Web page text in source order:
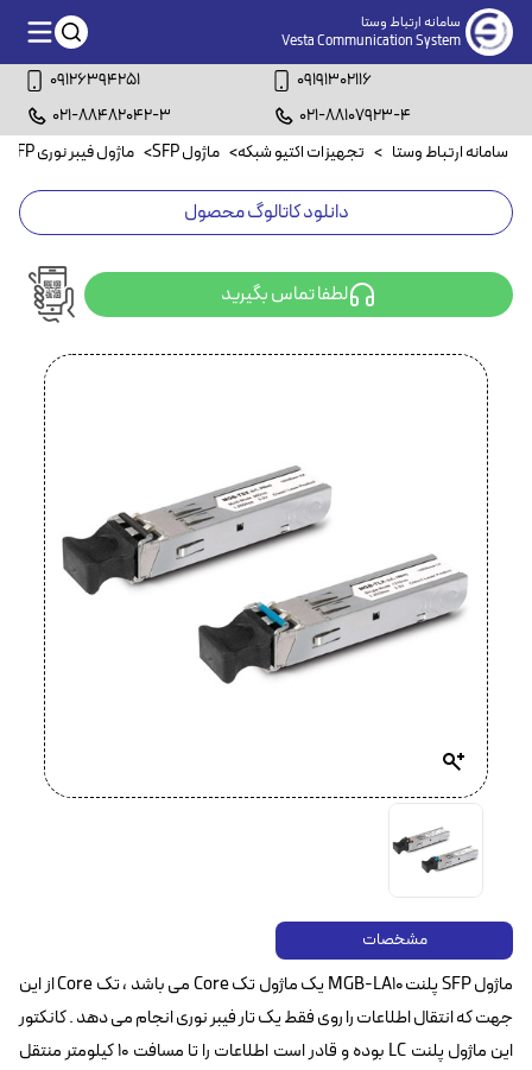
سامانه ارتباط وستا
Vesta Communication System
09126394251
09191302116
021-88482042-3
021-88107923-4
سامانه ارتباط وستا > تجهیزات اکتیو شبکه> ماژول SFP > ماژول فیبر نوری SFP
دانلود کاتالوگ محصول
لطفا تماس بگیرید
مشخصات
ماژول SFP پلنت MGB-LA10 یک ماژول تک Core می باشد ، تک Core از این
جهت که انتقال اطلاعات را روی فقط یک تار فیبر نوری انجام می دهد . کانکتور
این ماژول پلنت LC بوده و قادر است اطلاعات را تا مسافت 10 کیلومتر منتقل